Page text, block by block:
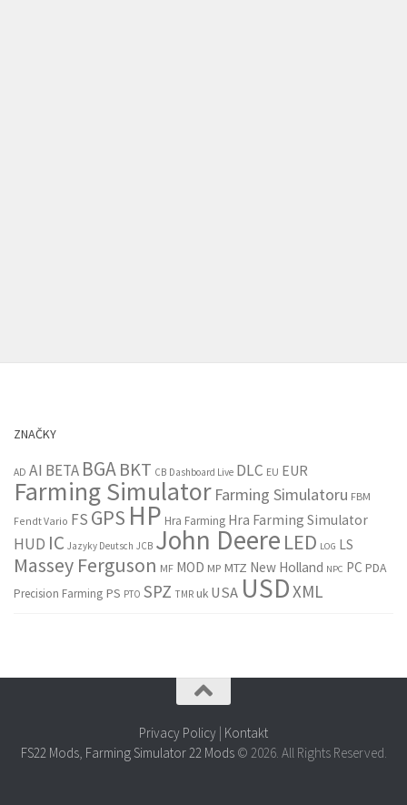
ZNAČKY
AD AI BETA BGABKT CB Dashboard Live DLC EU EUR
Farming Simulator Farming Simulatoru FBM
Fendt Vario FS GPS HP Hra Farming Hra Farming Simulator
HUD IC Jazyky Deutsch JCB John Deere LED LOG LS
Massey Ferguson MF MOD MP MTZ New Holland NPC PC PDA
Precision Farming PS PTO SPZ TMR uk USA USDXML
Privacy Policy | Kontakt
FS22 Mods, Farming Simulator 22 Mods© 2026. All Rights Reserved.